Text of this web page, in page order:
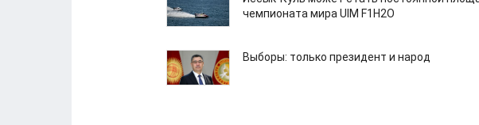
чемпионата мира UIM F1H2O
Выборы: только президент и народ